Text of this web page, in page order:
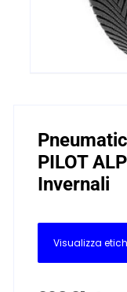
PILOT
Invernali
Visualizza